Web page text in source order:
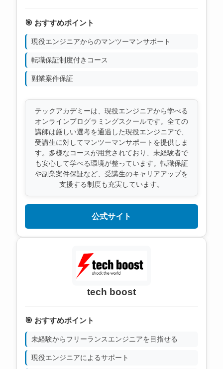
🎯 おすすめポイント
現役エンジニアからのマンツーマンサポート
転職保証制度付きコース
副業案件保証
テックアカデミーは、現役エンジニアから学べる
オンラインプログラミングスクールです。全ての
講師は厳しい選考を通過した現役エンジニアで、
受講生に対してマンツーマンサポートを提供しま
す。多様なコースが用意されており、未経験者で
も安心して学べる環境が整っています。転職保証
や副業案件保証など、受講生のキャリアアップを
支援する制度も充実しています。
公式サイト
tech boost
🎯 おすすめポイント
未経験からフリーランスエンジニアを目指せる
現役エンジニアによるサポート